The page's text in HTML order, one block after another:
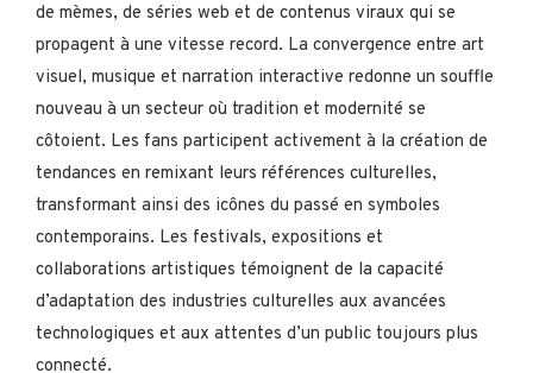
de mèmes, de séries web et de contenus viraux qui se
propagent à une vitesse record. La convergence entre art
visuel, musique et narration interactive redonne un souffle
nouveau à un secteur où tradition et modernité se
côtoient. Les fans participent activement à la création de
tendances en remixant leurs références culturelles,
transformant ainsi des icônes du passé en symboles
contemporains. Les festivals, expositions et
collaborations artistiques témoignent de la capacité
d’adaptation des industries culturelles aux avancées
technologiques et aux attentes d’un public toujours plus
connecté.